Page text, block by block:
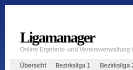
Ligamanager
Online Ergebnis- und Vereinsverwaltung
Übersicht Bezirksliga 1 Bezirksliga